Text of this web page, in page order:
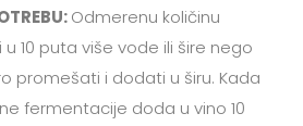
Odmerenu količinu
10 puta više vode ili šire nego
promešati i dodati u širu. Kada
fermentacije doda u vino 10